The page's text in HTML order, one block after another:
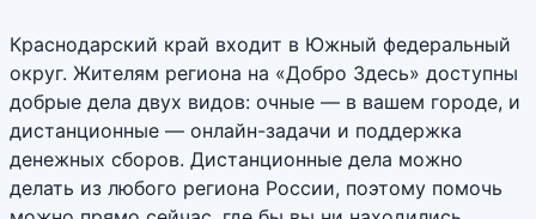
Краснодарский край входит в Южный федеральный
округ. Жителям региона на «Добро Здесь» доступны
добрые дела двух видов: очные — в вашем городе, и
дистанционные — онлайн-задачи и поддержка
денежных сборов. Дистанционные дела можно
делать из любого региона России, поэтому помочь